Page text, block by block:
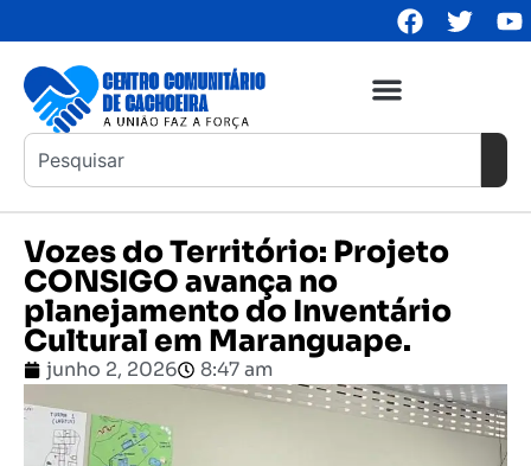
Vozes do Território: Projeto
CONSIGO avança no
planejamento do Inventário
Cultural em Maranguape.
junho 2, 2026 8:47 am